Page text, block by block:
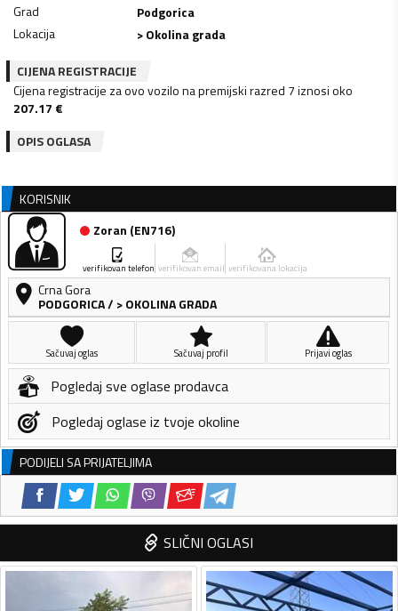
Grad
Podgorica
Lokacija
> Okolina grada
CIJENA REGISTRACIJE
Cijena registracije za ovo vozilo na premijski razred 7 iznosi oko
207.17 €
OPIS OGLASA
KORISNIK
Zoran (EN716)
verifikovan telefon verifikovan email verifikovana lokacija
Crna Gora
PODGORICA/ > OKOLINA GRADA
Sačuvaj oglas Sačuvaj profil Prijavi oglas
Pogledaj sve oglase prodavca
Pogledaj oglase iz tvoje okoline
PODIJELI SA PRIJATELJIMA
SLIČNI OGLASI